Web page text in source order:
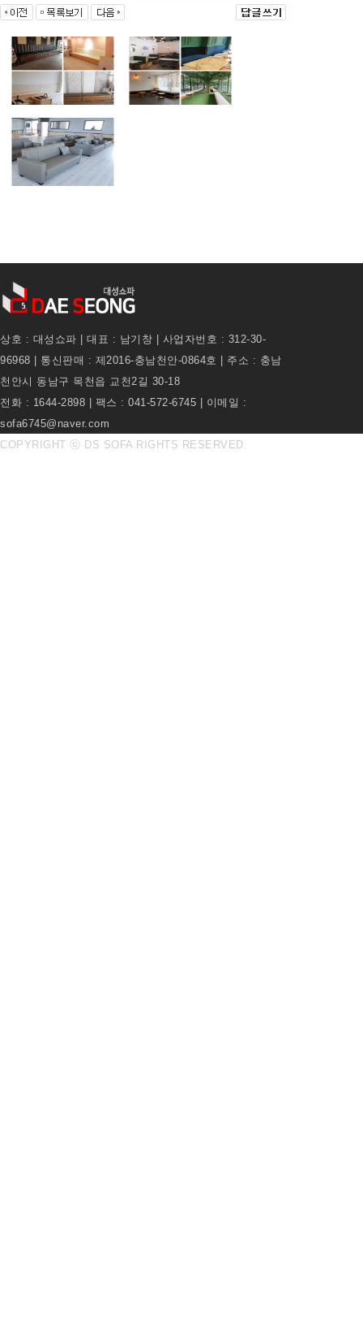
상호 : 대성쇼파 | 대표 : 남기창 | 사업자번호 : 312-30-
96968 | 통신판매 : 제2016-충남천안-0864호 | 주소 : 충남
천안시 동남구 목천읍 교천2길 30-18
전화 : 1644-2898 | 팩스 : 041-572-6745 | 이메일 :
sofa6745@naver.com
COPYRIGHT ⓒ DS SOFA RIGHTS RESERVED.